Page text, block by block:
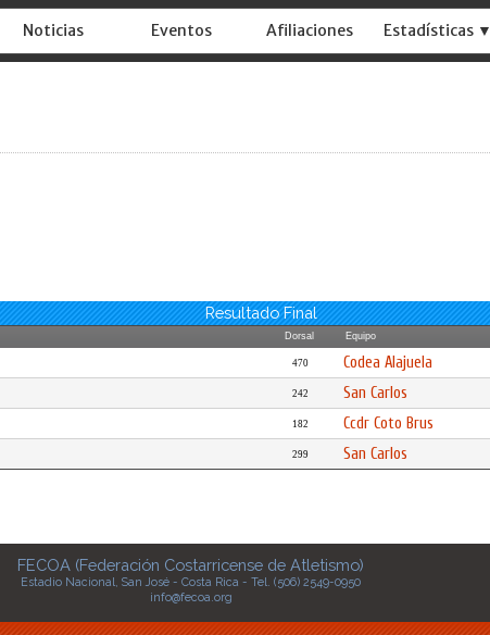
Noticias Eventos Afiliaciones Estadísticas ▼
Resultado Final
Dorsal Equipo
470 Codea Alajuela
242 San Carlos
182 Ccdr Coto Brus
299 San Carlos
FECOA (Federación Costarricense de Atletismo)
Estadio Nacional, San José - Costa Rica - Tel. (506) 2549-0950
info@fecoa.org